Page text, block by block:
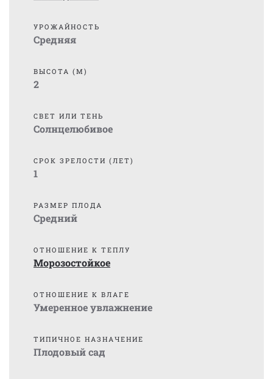
УРОЖАЙНОСТЬ
Средняя
ВЫСОТА (М)
2
СВЕТ ИЛИ ТЕНЬ
Солнцелюбивое
СРОК ЗРЕЛОСТИ (ЛЕТ)
1
РАЗМЕР ПЛОДА
Средний
ОТНОШЕНИЕ К ТЕПЛУ
Морозостойкое
ОТНОШЕНИЕ К ВЛАГЕ
Умеренное увлажнение
ТИПИЧНОЕ НАЗНАЧЕНИЕ
Плодовый сад